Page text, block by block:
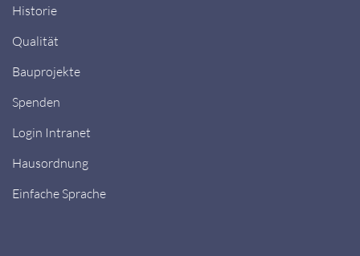
Historie
Qualität
Bauprojekte
Spenden
Login Intranet
Hausordnung
Einfache Sprache